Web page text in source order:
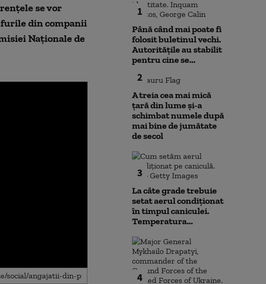
se vor
din companii
Naţionale de
1
Până când mai poate fi
folosit buletinul vechi.
Autoritățile au stabilit
pentru cine se...
2
A treia cea mai mică
țară din lume și-a
schimbat numele după
mai bine de jumătate
de secol
3
La câte grade trebuie
setat aerul condiționat
în timpul caniculei.
Temperatura...
4